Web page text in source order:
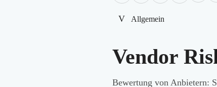
V Allgemein
Vendor
Bewertung von Anbietern: